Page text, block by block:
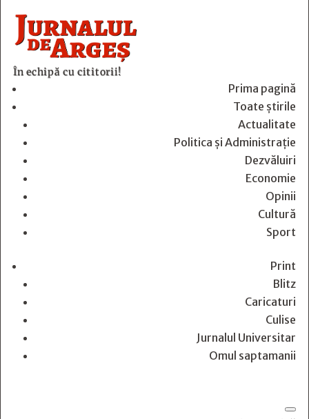
În echipă cu cititorii!
Prima pagină
Toate știrile
Actualitate
Politica și Administrație
Dezvăluiri
Economie
Opinii
Cultură
Sport
Print
Blitz
Caricaturi
Culise
Jurnalul Universitar
Omul saptamanii